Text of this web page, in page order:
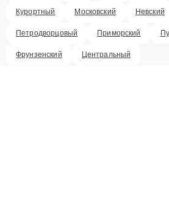
Курортный Московский Невский
Петродворцовый Приморский
Фрунзенский Центральный